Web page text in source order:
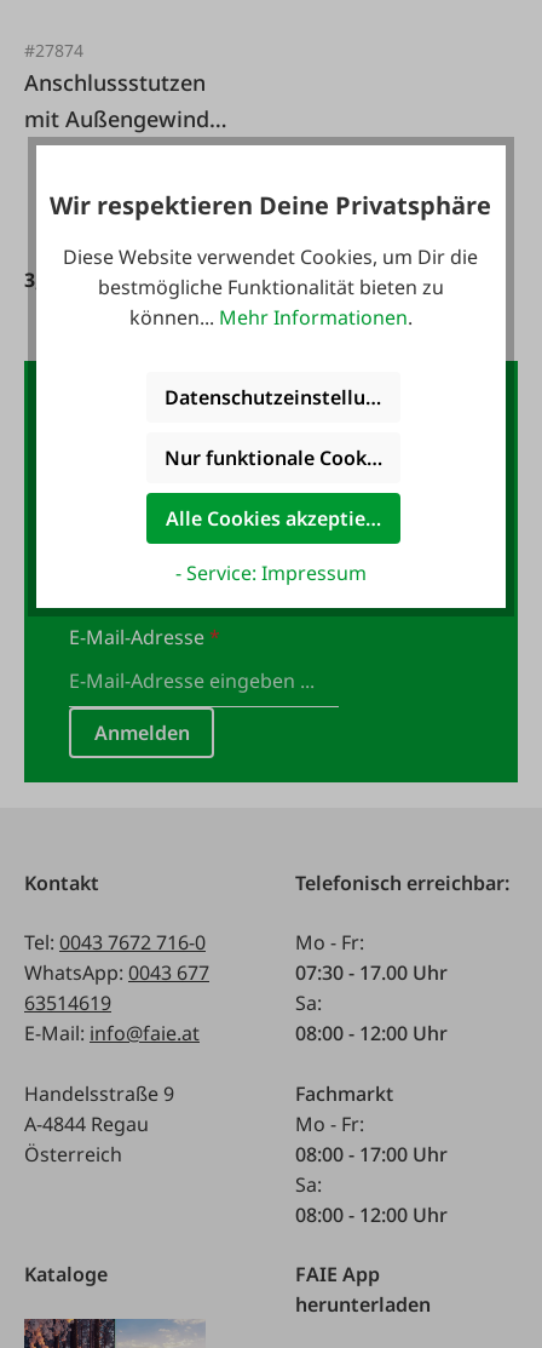
#27874
Anschlussstutzen
mit Außengewinde,
leichte Reihe
3,90 €*
Der FAIE-Newsletter:
10,- Gutschein
Jetzt für den FAIE-Newsletter
anmelden und 10,- Gutschein
E-Mail-Adresse*
Anmelden
Kontakt
Tel: 0043 7672 716-0
WhatsApp: 0043 677
63514619
E-Mail: info@faie.at
Handelsstraße 9
A-4844 Regau
Österreich
Telefonisch erreichbar:
Mo - Fr:
07:30 - 17.00 Uhr
Sa:
08:00 - 12:00 Uhr
Fachmarkt
Mo - Fr:
08:00 - 17:00 Uhr
Sa:
08:00 - 12:00 Uhr
Kataloge
FAIE App
herunterladen
Wir respektieren Deine Privatsphäre
Diese Website verwendet Cookies, um Dir die
bestmögliche Funktionalität bieten zu
können... Mehr Informationen.
Datenschutzeinstellungen
Nur funktionale Cookies akzeptieren
Alle Cookies akzeptieren
- Service: Impressum